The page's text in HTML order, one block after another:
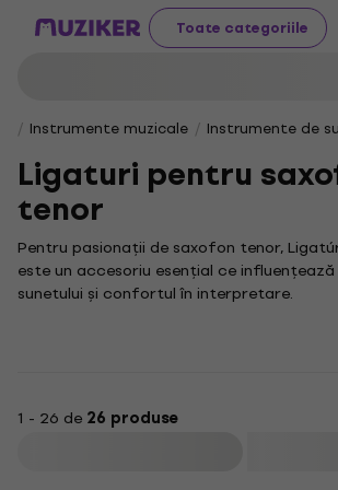
Toate categoriile
Instrumente muzicale Instrumente de
Ligaturi pentru
tenor
Pentru pasionații de saxofon tenor,
este un accesoriu esențial ce
sunetului și confortul în interpretare.
În colecția noastră, vei descoperi o gamă
1 - 26 de 26 produse